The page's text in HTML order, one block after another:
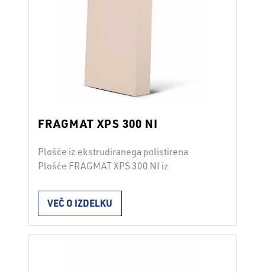
FRAGMAT XPS 300 NI
Plošče iz ekstrudiranega polistirena
Plošče FRAGMAT XPS 300 NI iz
300 kPa s hrapavo površino
(»napolitanka«) in ravnimi robovi so
namenjene za vgradnjo z lepljenjem ali
zalivanjem z betonom ter v primerih, ko se
VEČ O IZDELKU